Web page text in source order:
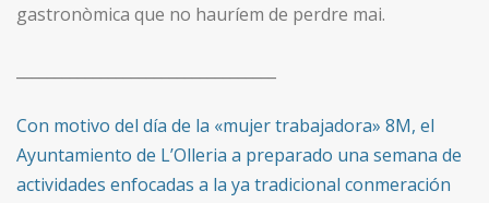
gastronòmica que no hauríem de perdre mai.
Con motivo del día de la «mujer trabajadora» 8M, el
Ayuntamiento de L’Olleria a preparado una semana de
actividades enfocadas a la ya tradicional conmeración